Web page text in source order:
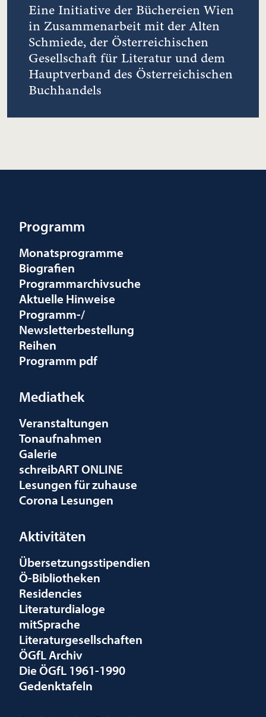
Eine Initiative der Büchereien Wien
in Zusammenarbeit mit der Alten
Schmiede, der Österreichischen
Gesellschaft für Literatur und dem
Hauptverband des Österreichischen
Buchhandels
Programm
Monatsprogramme
Biografien
Programmarchivsuche
Aktuelle Hinweise
Programm-/
Newsletterbestellung
Reihen
Programm pdf
Mediathek
Veranstaltungen
Tonaufnahmen
Galerie
schreibART ONLINE
Lesungen für zuhause
Corona Lesungen
Aktivitäten
Übersetzungsstipendien
Ö-Bibliotheken
Residencies
Literaturdialoge
mitSprache
Literaturgesellschaften
ÖGfL Archiv
Die ÖGfL 1961-1990
Gedenktafeln